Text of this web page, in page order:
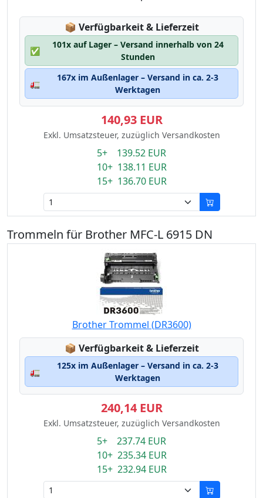
📦 Lagerstatus:
Verfügbarkeit & Lieferzeit
✅
101x auf Lager – Versand innerhalb von 24
Stunden
🚛
167x im Außenlager – Versand in ca. 2-3
Werktagen
140,93 EUR
Exkl. Umsatzsteuer, zuzüglich Versandkosten
5+ 139.52 EUR
10+ 138.11 EUR
15+ 136.70 EUR
Trommeln für Brother MFC-L 6915 DN
Brother Trommel (DR3600)
📦 Lagerstatus:
Verfügbarkeit & Lieferzeit
🚛
125x im Außenlager – Versand in ca. 2-3
Werktagen
240,14 EUR
Exkl. Umsatzsteuer, zuzüglich Versandkosten
5+ 237.74 EUR
10+ 235.34 EUR
15+ 232.94 EUR